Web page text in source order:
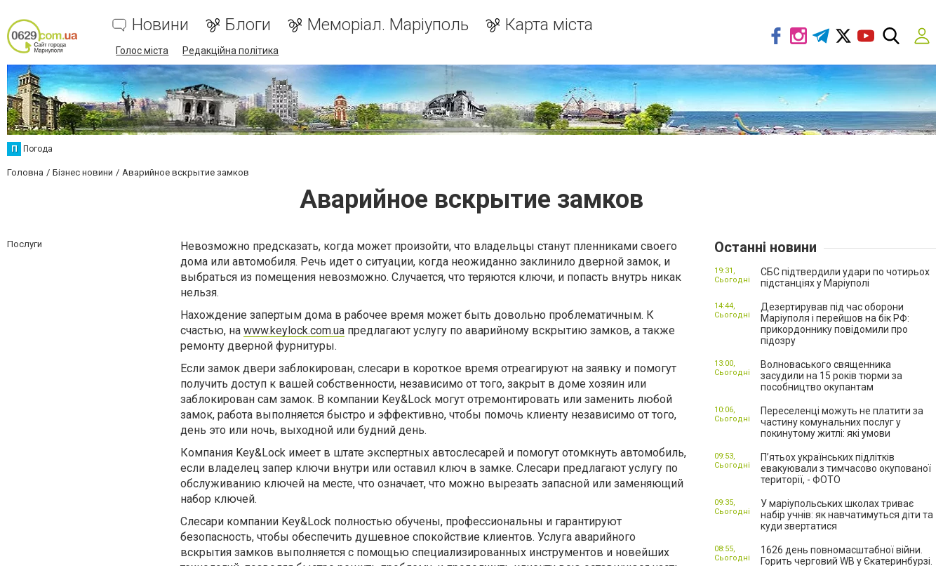
Новини Блоги Меморіал. Маріуполь Карта міста
Голос міста Редакційна політика
П Погода
Головна Бізнес новини Аварийное вскрытие замков
Аварийное вскрытие замков
Послуги
Невозможно предсказать, когда может произойти, что владельцы станут пленниками своего
дома или автомобиля. Речь идет о ситуации, когда неожиданно заклинило дверной замок, и
выбраться из помещения невозможно. Случается, что теряются ключи, и попасть внутрь никак
нельзя.
Нахождение запертым дома в рабочее время может быть довольно проблематичным. К
счастью, на www.keylock.com.ua предлагают услугу по аварийному вскрытию замков, а также
ремонту дверной фурнитуры.
Если замок двери заблокирован, слесари в короткое время отреагируют на заявку и помогут
получить доступ к вашей собственности, независимо от того, закрыт в доме хозяин или
заблокирован сам замок. В компании Key&Lock могут отремонтировать или заменить любой
замок, работа выполняется быстро и эффективно, чтобы помочь клиенту независимо от того,
день это или ночь, выходной или будний день.
Компания Key&Lock имеет в штате экспертных автослесарей и помогут отомкнуть автомобиль,
если владелец запер ключи внутри или оставил ключ в замке. Слесари предлагают услугу по
обслуживанию ключей на месте, что означает, что можно вырезать запасной или заменяющий
набор ключей.
Слесари компании Key&Lock ​​полностью обучены, профессиональны и гарантируют
безопасность, чтобы обеспечить душевное спокойствие клиентов. Услуга аварийного
вскрытия замков выполняется с помощью специализированных инструментов и новейших
Останні новини
СБС підтвердили удари по чотирьох
підстанціях у Маріуполі
19:31,
Сьогодні
Дезертирував під час оборони
Маріуполя і перейшов на бік РФ:
прикордоннику повідомили про
підозру
14:44,
Сьогодні
Волноваського священника
засудили на 15 років тюрми за
пособництво окупантам
13:00,
Сьогодні
Переселенці можуть не платити за
частину комунальних послуг у
покинутому житлі: які умови
10:06,
Сьогодні
П’ятьох українських підлітків
евакуювали з тимчасово окупованої
території, - ФОТО
09:53,
Сьогодні
У маріупольських школах триває
набір учнів: як навчатимуться діти та
куди звертатися
09:35,
Сьогодні
1626 день повномасштабної війни.
Горить черговий WB у Єкатеринбурзі.
08:55,
Сьогодні